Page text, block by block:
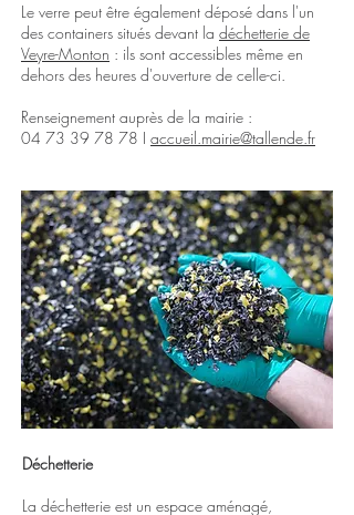
Le verre peut être également déposé dans l'un
des containers situés devant la déchetterie de
Veyre-Monton : ils sont accessibles même en
dehors des heures d'ouverture de celle-ci.
Renseignement auprès de la mairie :
04 73 39 78 78 I accueil.mairie@tallende.fr
Déchetterie
La déchetterie est un espace aménagé,